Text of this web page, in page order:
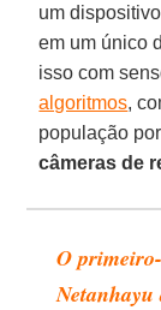
um
em um único
isso com
algoritmos,
população
câmeras de
O